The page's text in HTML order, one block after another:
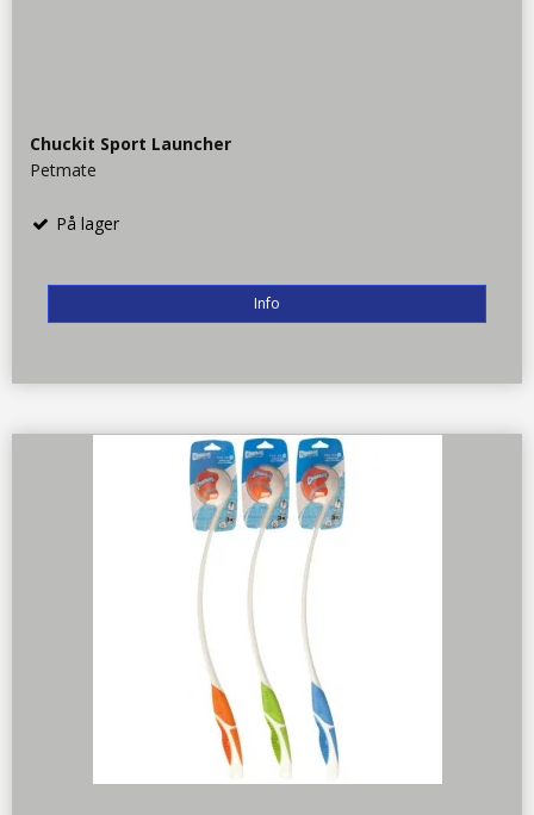
Chuckit Sport Launcher
Petmate
På lager
Info